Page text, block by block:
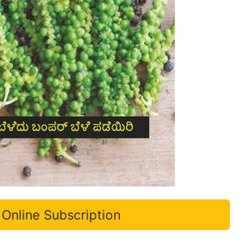
Online Subscription